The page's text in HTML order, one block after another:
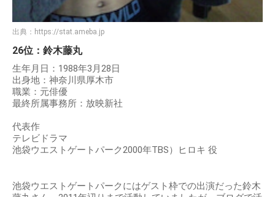
出典： https://stat.ameba.jp
26位：鈴木藤丸
生年月日：1988年3月28日
出身地：神奈川県厚木市
職業：元俳優
最終所属事務所：放映新社
代表作
テレビドラマ
池袋ウエストゲートパーク2000年TBS）ヒロキ 役
池袋ウエストゲートパークにはゲスト枠での出演だった鈴木